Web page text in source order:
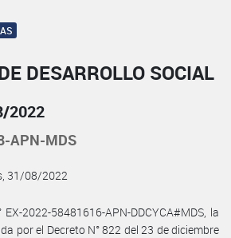
DESARROLLO SOCIAL
2022
APN-MDS
31/08/2022
EX-2022-58481616-APN-DDCYCA#MDS, la
por el Decreto N° 822 del 23 de diciembre